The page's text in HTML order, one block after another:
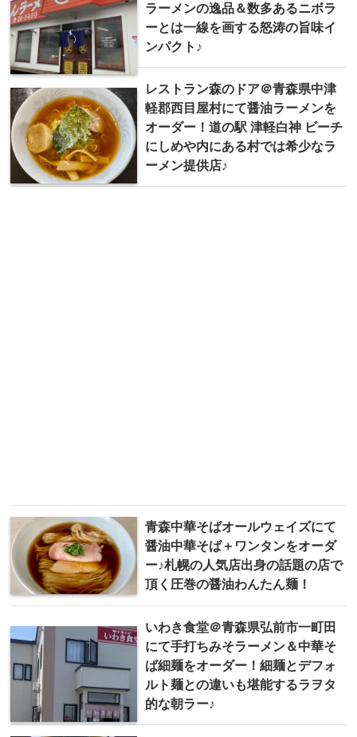
ラーメンの逸品＆数多あるニボラ
ーとは一線を画する怒涛の旨味イ
ンパクト♪
レストラン森のドア＠青森県中津
軽郡西目屋村にて醤油ラーメンを
オーダー！道の駅 津軽白神 ビーチ
にしめや内にある村では希少なラ
ーメン提供店♪
青森中華そばオールウェイズにて
醤油中華そば＋ワンタンをオーダ
ー♪札幌の人気店出身の話題の店で
頂く圧巻の醤油わんたん麺！
いわき食堂＠青森県弘前市一町田
にて手打ちみそラーメン＆中華そ
ば細麺をオーダー！細麺とデフォ
ルト麺との違いも堪能するラヲタ
的な朝ラー♪